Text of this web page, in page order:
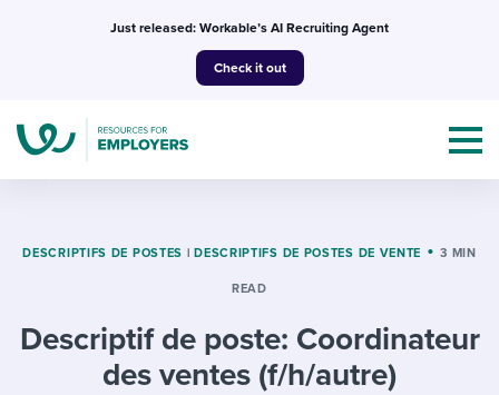
Just released: Workable’s AI Recruiting Agent
Check it out
Templates & Guides
DESCRIPTIFS DE POSTES | DESCRIPTIFS DE POSTES DE VENTE 3 MIN
READ
Descriptif de poste: Coordinateur
des ventes (f/h/autre)